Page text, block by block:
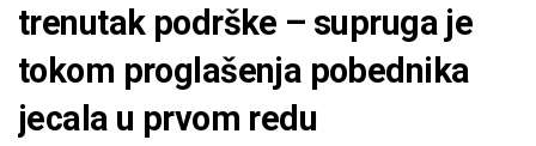
trenutak podrške – supruga je
tokom proglašenja pobednika
jecala u prvom redu